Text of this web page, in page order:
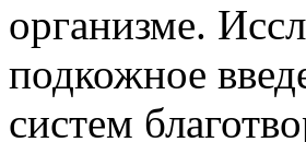
организме.
подкожное
систем